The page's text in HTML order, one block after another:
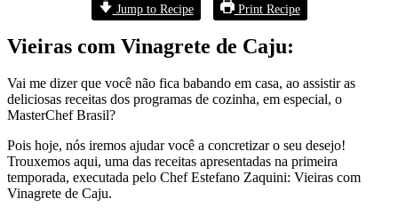
Jump to Recipe Print Recipe
Vieiras com Vinagrete de Caju:
Vai me dizer que você não fica babando em casa, ao assistir as
deliciosas receitas dos programas de cozinha, em especial, o
MasterChef Brasil?
Pois hoje, nós iremos ajudar você a concretizar o seu desejo!
Trouxemos aqui, uma das receitas apresentadas na primeira
temporada, executada pelo Chef Estefano Zaquini: Vieiras com
Vinagrete de Caju.